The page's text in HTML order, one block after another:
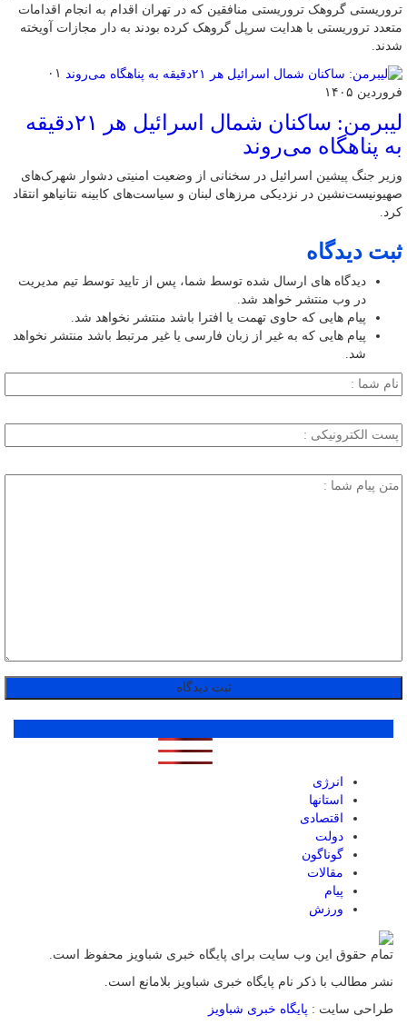
تروریستی گروهک تروریستی منافقین که در تهران اقدام به انجام اقدامات
متعدد تروریستی با هدایت سرپل گروهک کرده بودند به دار مجازات آویخته
شدند.
۰۱
فروردین ۱۴۰۵
لیبرمن: ساکنان شمال اسرائیل هر ۲۱دقیقه
به پناهگاه می‌روند
وزیر جنگ پیشین اسرائیل در سخنانی از وضعیت امنیتی دشوار شهرک‌های
صهیونیست‌نشین در نزدیکی مرزهای لبنان و سیاست‌های کابینه نتانیاهو انتقاد
کرد.
ثبت دیدگاه
دیدگاه های ارسال شده توسط شما، پس از تایید توسط تیم مدیریت
در وب منتشر خواهد شد.
پیام هایی که حاوی تهمت یا افترا باشد منتشر نخواهد شد.
پیام هایی که به غیر از زبان فارسی یا غیر مرتبط باشد منتشر نخواهد
شد.
انرژی
استانها
اقتصادی
دولت
گوناگون
مقالات
پیام
ورزش
تمام حقوق این وب سایت برای پایگاه خبری شباویز محفوظ است.
نشر مطالب با ذکر نام پایگاه خبری شباویز بلامانع است.
طراحی سایت : پایگاه خبری شباویز